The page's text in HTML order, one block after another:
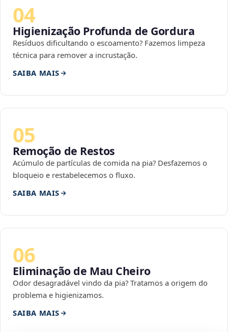
04
Higienização Profunda de Gordura
Resíduos dificultando o escoamento? Fazemos limpeza
técnica para remover a incrustação.
SAIBA MAIS
05
Remoção de Restos
Acúmulo de partículas de comida na pia? Desfazemos o
bloqueio e restabelecemos o fluxo.
SAIBA MAIS
06
Eliminação de Mau Cheiro
Odor desagradável vindo da pia? Tratamos a origem do
problema e higienizamos.
SAIBA MAIS